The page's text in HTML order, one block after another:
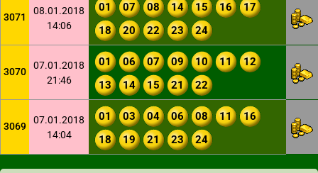
3071
08.01.2018
14:06
01 07 08 14 15 16
17
18
20 22 23 24
3070
07.01.2018
21:46
01 06 07 09 10 11
12
13
14 15 21 22
3069
07.01.2018
14:04
01 03 04 06 08 11
16
18
19 21 23 24